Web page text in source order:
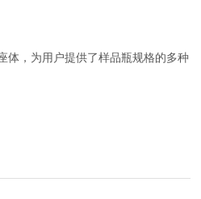
体，为用户提供了样品瓶规格的多种